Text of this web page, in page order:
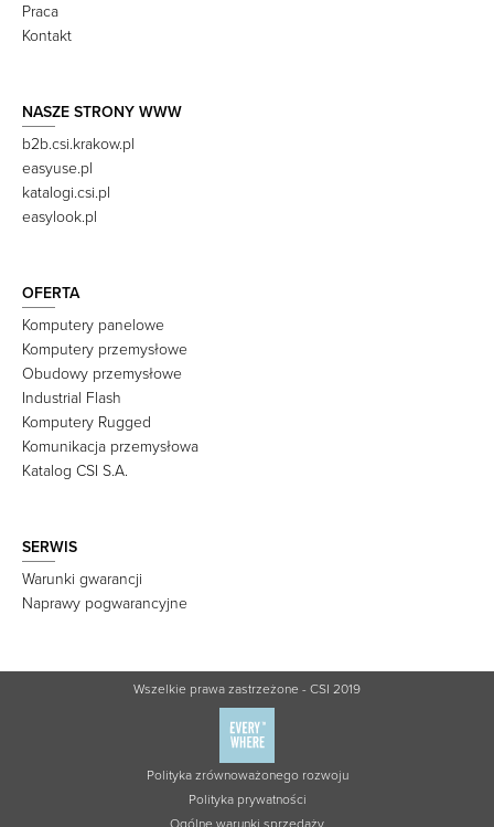
Praca
Kontakt
NASZE STRONY WWW
b2b.csi.krakow.pl
easyuse.pl
katalogi.csi.pl
easylook.pl
OFERTA
Komputery panelowe
Komputery przemysłowe
Obudowy przemysłowe
Industrial Flash
Komputery Rugged
Komunikacja przemysłowa
Katalog CSI S.A.
SERWIS
Warunki gwarancji
Naprawy pogwarancyjne
Wszelkie prawa zastrzeżone - CSI 2019
Polityka zrównoważonego rozwoju
Polityka prywatności
Ogólne warunki sprzedaży